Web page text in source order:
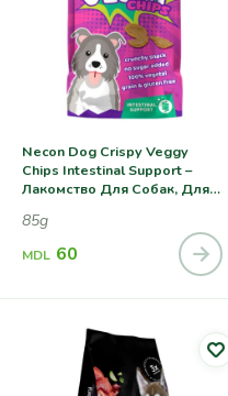
Necon Dog Crispy Veggy
Chips Intestinal Support –
Лакомство Для Собак, Для
Пищеварительной Системы
85g
MDL 60